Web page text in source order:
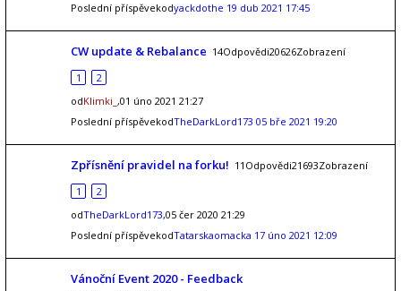
Poslední příspěvekodyackdothe 19 dub 2021 17:45
CW update & Rebalance 14Odpovědi20626Zobrazení
1
2
odKlimki_ ,01 úno 2021 21:27
Poslední příspěvekodTheDarkLord173 05 bře 2021 19:20
Zpřísnění pravidel na forku! 11Odpovědi21693Zobrazení
1
2
odTheDarkLord173,05 čer 2020 21:29
Poslední příspěvekodTatarskaomacka 17 úno 2021 12:09
Vánoční Event 2020 - Feedback